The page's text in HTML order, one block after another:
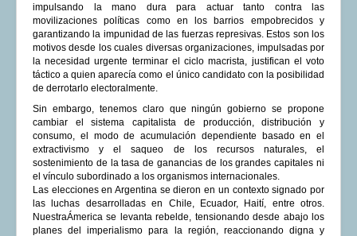
impulsando la mano dura para actuar tanto contra las
movilizaciones políticas como en los barrios empobrecidos y
garantizando la impunidad de las fuerzas represivas. Estos son los
motivos desde los cuales diversas organizaciones, impulsadas por
la necesidad urgente terminar el ciclo macrista, justifican el voto
táctico a quien aparecía como el único candidato con la posibilidad
de derrotarlo electoralmente.
Sin embargo, tenemos claro que ningún gobierno se propone
cambiar el sistema capitalista de producción, distribución y
consumo, el modo de acumulación dependiente basado en el
extractivismo y el saqueo de los recursos naturales, el
sostenimiento de la tasa de ganancias de los grandes capitales ni
el vínculo subordinado a los organismos internacionales.
Las elecciones en Argentina se dieron en un contexto signado por
las luchas desarrolladas en Chile, Ecuador, Haití, entre otros.
NuestraÁmerica se levanta rebelde, tensionando desde abajo los
planes del imperialismo para la región, reaccionando digna y